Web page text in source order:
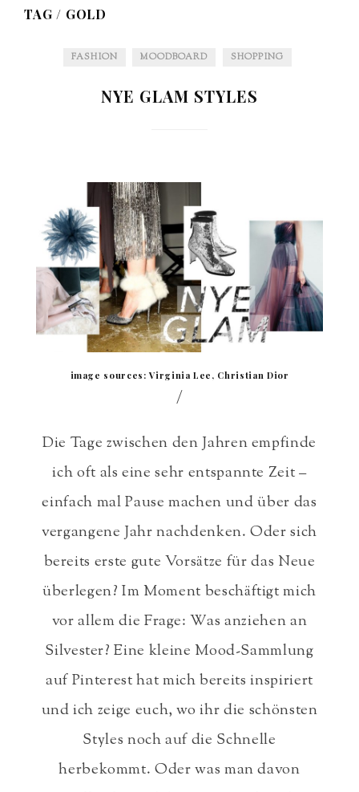
TAG / GOLD
FASHION MOODBOARD SHOPPING
NYE GLAM STYLES
image sources: Virginia Lee, Christian Dior
/
Die Tage zwischen den Jahren empfinde
ich oft als eine sehr entspannte Zeit –
einfach mal Pause machen und über das
vergangene Jahr nachdenken. Oder sich
bereits erste gute Vorsätze für das Neue
überlegen? Im Moment beschäftigt mich
vor allem die Frage: Was anziehen an
Silvester? Eine kleine Mood-Sammlung
auf Pinterest hat mich bereits inspiriert
und ich zeige euch, wo ihr die schönsten
Styles noch auf die Schnelle
herbekommt. Oder was man davon